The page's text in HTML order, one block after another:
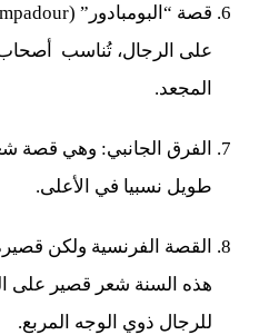
على الرجال، تُناسب أصحاب
المجعد.
الفرق الجانبي: وهي قصة
طويل نسبيا في الأعلى.
القصة الفرنسية ولكن
هذه السنة شعر قصير على
للرجال ذوي الوجه المربع.